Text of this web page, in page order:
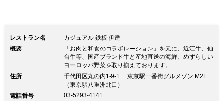
ごしください。 ■おすすめのご利用シ
ーン 会食・記念日・顔合わせにも
レストラン名
カジュアル 鉄板 伊達
概要
「お肉と和食のコラボレーション」を元に、近江牛、仙
台牛等、国産ブランド牛と産地直送の海鮮、めずらしい
ヨーロッパ野菜を取り揃えております。
住所
千代田区丸の内1-9-1 東京駅一番街グルメゾン M2F
（東京駅八重洲北口）
電話番号
03-5293-4141